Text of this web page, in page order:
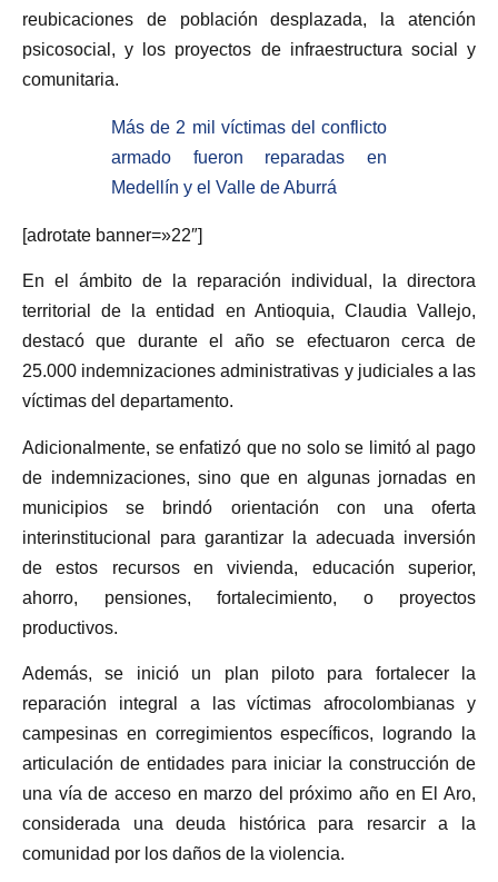
reubicaciones de población desplazada, la atención
psicosocial, y los proyectos de infraestructura social y
comunitaria.
Más de 2 mil víctimas del conflicto
armado fueron reparadas en
Medellín y el Valle de Aburrá
[adrotate banner=»22″]
En el ámbito de la reparación individual, la directora
territorial de la entidad en Antioquia, Claudia Vallejo,
destacó que durante el año se efectuaron cerca de
25.000 indemnizaciones administrativas y judiciales a las
víctimas del departamento.
Adicionalmente, se enfatizó que no solo se limitó al pago
de indemnizaciones, sino que en algunas jornadas en
municipios se brindó orientación con una oferta
interinstitucional para garantizar la adecuada inversión
de estos recursos en vivienda, educación superior,
ahorro, pensiones, fortalecimiento, o proyectos
productivos.
Además, se inició un plan piloto para fortalecer la
reparación integral a las víctimas afrocolombianas y
campesinas en corregimientos específicos, logrando la
articulación de entidades para iniciar la construcción de
una vía de acceso en marzo del próximo año en El Aro,
considerada una deuda histórica para resarcir a la
comunidad por los daños de la violencia.